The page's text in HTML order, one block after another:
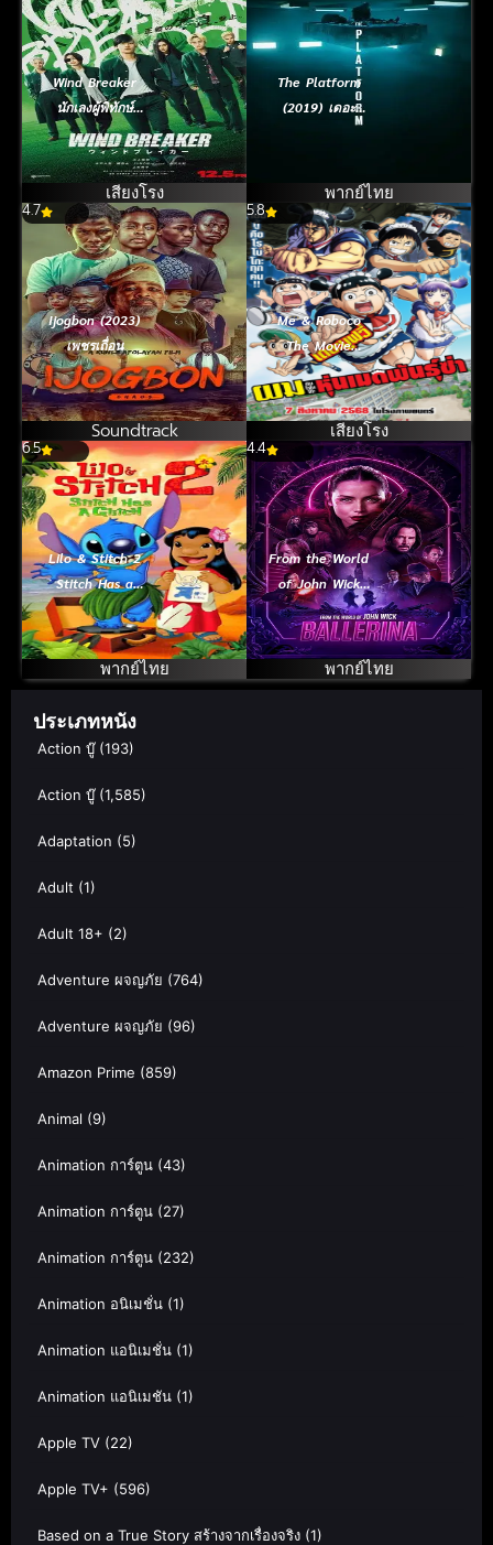
Wind Breaker
นักเลงผู้พิทักษ์
(2025)
เสียงโรง
The Platform
(2019) เดอะ
พากย์ไทย
4.7
Ijogbon (2023)
เพชรเถื่อน
Soundtrack
5.8
Me & Roboco
The Movie
(2025) ผมกับโร
โบโกะ หุ่นเมด
พันธุ์ซ่า เดอะมูฟวี่
เสียงโรง
6.5
Lilo & Stitch 2
Stitch Has a
Glitch (2005)
ลีโล แอนด์ สติทช์
ภาค 2พากย์ไทย
4.4
From the World
of John Wick
Ballerina
จักรวาลของ
จอห์น วิค บัลเลริ
นา แค้นกว่านรก
พากย์ไทย
ประเภทหนัง
Action บู๊(193)
Action บู๊(1,585)
Adaptation (5)
Adult (1)
Adult 18+ (2)
Adventure ผจญภัย (764)
Adventure ผจญภัย (96)
Amazon Prime (859)
Animal (9)
Animation การ์ตูน (43)
Animation การ์ตูน (27)
Animation การ์ตูน (232)
Animation อนิเมชั่น (1)
Animation แอนิเมชั่น (1)
Animation แอนิเมชัน (1)
Apple TV (22)
Apple TV+ (596)
Based on a True Story สร้างจากเรื่องจริง (1)